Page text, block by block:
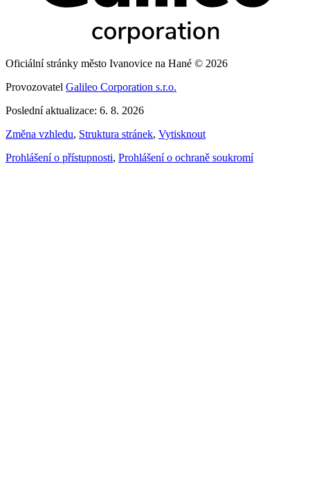
Oficiální stránky město Ivanovice na Hané © 2026
Provozovatel Galileo Corporation s.r.o.
Poslední aktualizace: 6. 8. 2026
Změna vzhledu, Struktura stránek, Vytisknout
Prohlášení o přístupnosti, Prohlášení o ochraně soukromí